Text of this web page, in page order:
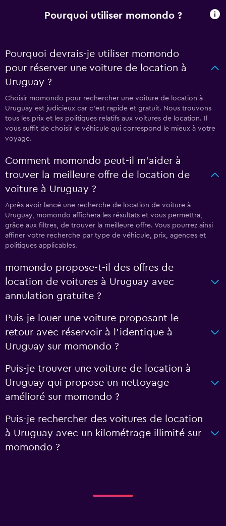
Pourquoi utiliser momondo ?
Pourquoi devrais-je utiliser momondo
pour réserver une voiture de location à
Uruguay ?
Choisir momondo pour rechercher une voiture de location à
Uruguay est judicieux car c'est rapide et gratuit. Nous trouvons
tous les prix et les politiques relatifs aux voitures de location. Il
vous suffit de choisir le véhicule qui correspond le mieux à votre
voyage.
Comment momondo peut-il m’aider à
trouver la meilleure offre de location de
voiture à Uruguay ?
Après avoir lancé une recherche de location de voiture à
Uruguay, momondo affichera les résultats et vous permettra,
grâce aux filtres, de trouver la meilleure offre. Vous pourrez ainsi
affiner votre recherche par type de véhicule, prix, agences et
politiques applicables.
momondo propose-t-il des offres de
location de voitures à Uruguay avec
annulation gratuite ?
Puis-je louer une voiture proposant le
retour avec réservoir à l’identique à
Uruguay sur momondo ?
Puis-je trouver une voiture de location à
Uruguay qui propose un nettoyage
amélioré sur momondo ?
Puis-je rechercher des voitures de location
à Uruguay avec un kilométrage illimité sur
momondo ?